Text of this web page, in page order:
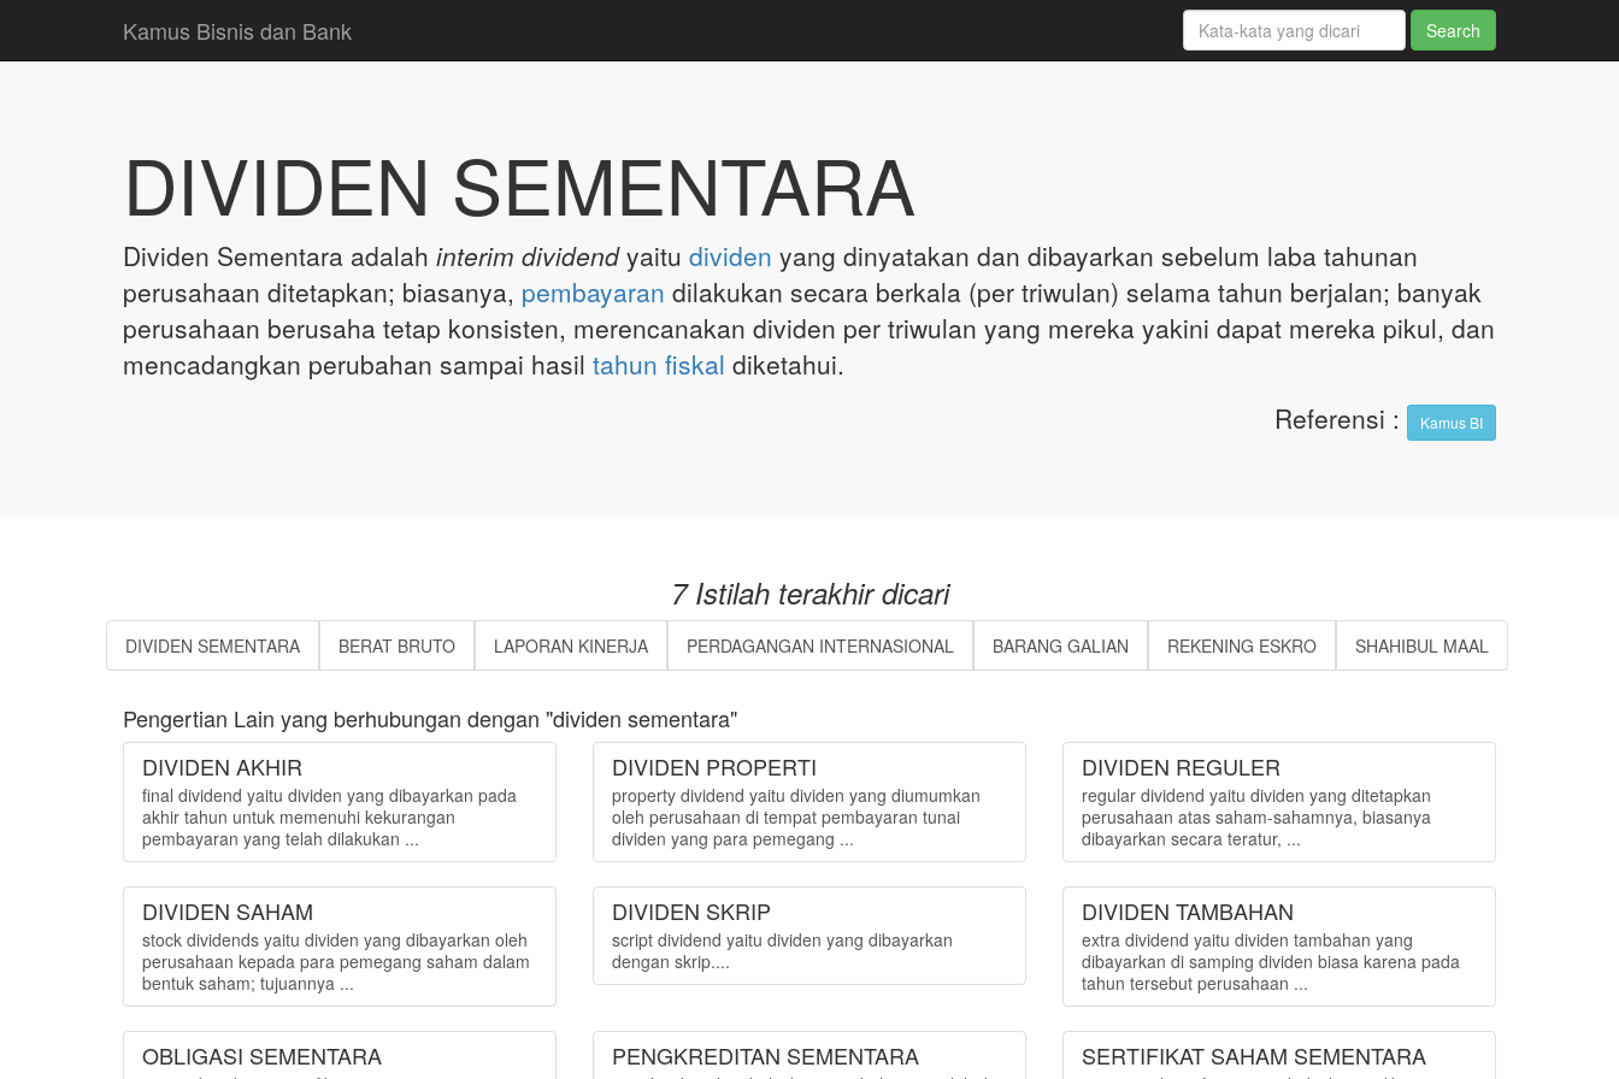
Kamus Bisnis dan Bank
DIVIDEN SEMENTARA
Dividen Sementara adalah interim dividendyaitu dividen yang dinyatakan dan dibayarkan sebelum laba tahunan
perusahaan ditetapkan; biasanya, pembayaran dilakukan secara berkala (per triwulan) selama tahun berjalan; banyak
perusahaan berusaha tetap konsisten, merencanakan dividen per triwulan yang mereka yakini dapat mereka pikul, dan
mencadangkan perubahan sampai hasil tahun fiskal diketahui.
Referensi : Kamus BI
7 Istilah terakhir dicari
DIVIDEN SEMENTARA BERAT BRUTO LAPORAN KINERJA PERDAGANGAN INTERNASIONAL BARANG GALIAN REKENING ESKRO SHAHIBUL MAAL
Pengertian Lain yang berhubungan dengan "dividen sementara"
DIVIDEN AKHIR
final dividend yaitu dividen yang dibayarkan pada
akhir tahun untuk memenuhi kekurangan
pembayaran yang telah dilakukan ...
DIVIDEN PROPERTI
property dividend yaitu dividen yang diumumkan
oleh perusahaan di tempat pembayaran tunai
dividen yang para pemegang ...
DIVIDEN REGULER
regular dividend yaitu dividen yang ditetapkan
perusahaan atas saham-sahamnya, biasanya
dibayarkan secara teratur, ...
DIVIDEN SAHAM
stock dividends yaitu dividen yang dibayarkan oleh
perusahaan kepada para pemegang saham dalam
bentuk saham; tujuannya ...
DIVIDEN SKRIP
script dividend yaitu dividen yang dibayarkan
dengan skrip....
DIVIDEN TAMBAHAN
extra dividend yaitu dividen tambahan yang
dibayarkan di samping dividen biasa karena pada
tahun tersebut perusahaan ...
OBLIGASI SEMENTARA PENGKREDITAN SEMENTARA SERTIFIKAT SAHAM SEMENTARA